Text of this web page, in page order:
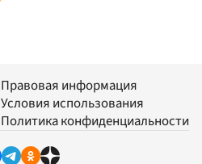
Правовая информация
Условия использования
Политика конфиденциальности